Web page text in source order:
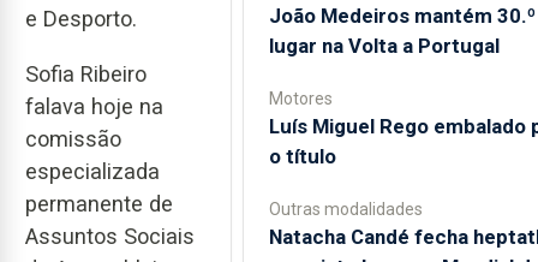
e Desporto.
Sofia Ribeiro
falava hoje na
comissão
especializada
permanente de
Assuntos Sociais
João Medeiros mantém 30.º
lugar na Volta a Portugal
Motores
Luís Miguel Rego embalado
o título
Outras modalidades
Natacha Candé fecha